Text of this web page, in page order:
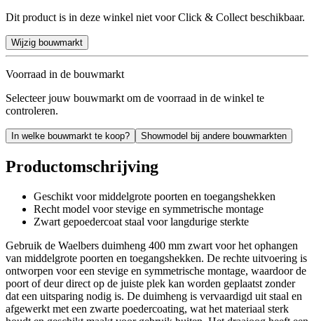
Dit product is in deze winkel niet voor Click & Collect beschikbaar.
Wijzig bouwmarkt
Voorraad in de bouwmarkt
Selecteer jouw bouwmarkt om de voorraad in de winkel te
controleren.
In welke bouwmarkt te koop? Showmodel bij andere bouwmarkten
Productomschrijving
Geschikt voor middelgrote poorten en toegangshekken
Recht model voor stevige en symmetrische montage
Zwart gepoedercoat staal voor langdurige sterkte
Gebruik de Waelbers duimheng 400 mm zwart voor het ophangen
van middelgrote poorten en toegangshekken. De rechte uitvoering is
ontworpen voor een stevige en symmetrische montage, waardoor de
poort of deur direct op de juiste plek kan worden geplaatst zonder
dat een uitsparing nodig is. De duimheng is vervaardigd uit staal en
afgewerkt met een zwarte poedercoating, wat het materiaal sterk